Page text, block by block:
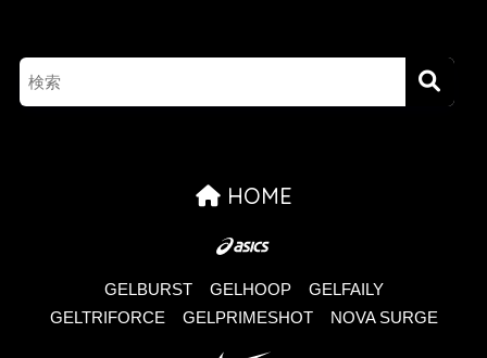
HOME
GELBURST GELHOOP
GELFAILY
GELTRIFORCE
GELPRIMESHOT NOVA SURGE